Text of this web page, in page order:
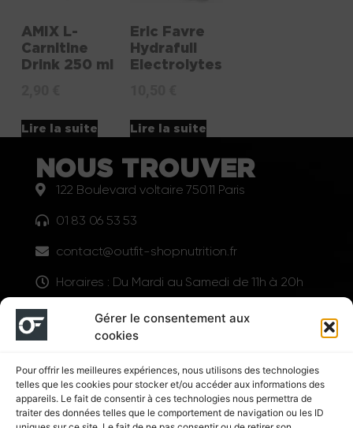
Gérer le consentement aux
cookies
Pour offrir les meilleures expériences, nous utilisons des technologies
telles que les cookies pour stocker et/ou accéder aux informations des
appareils. Le fait de consentir à ces technologies nous permettra de
traiter des données telles que le comportement de navigation ou les ID
AMIX L-
Carnitine
Drink 250 ml
Lire la suite
Eric Favre
Hydrafull
Electrolytes
Lire la suite
NOUS TROUVER
122 Boulevard voltaire 75011 Paris
01 83 06 53 53
contact@outfit-shopnutrition.fr
Horaires : Du Mardi au Samedi de 11h à 20h
LIENS UTILES